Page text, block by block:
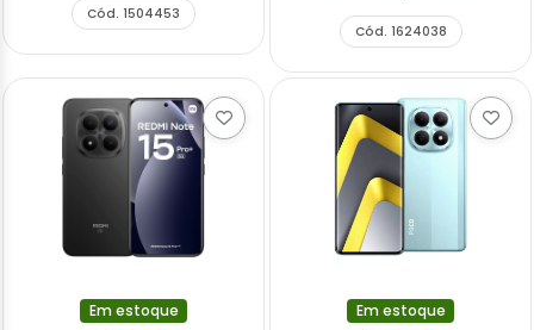
Cód. 1504453
Cód. 1624038
Em estoque Em estoque